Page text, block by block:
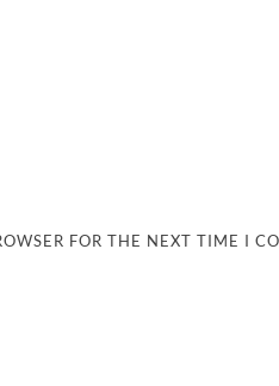
FOR THE NEXT TIME I